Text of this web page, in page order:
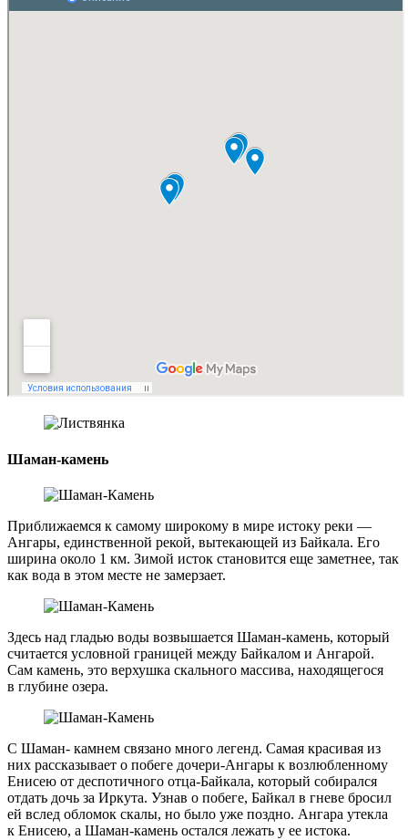
Шаман-камень
Приближаемся к самому широкому в мире истоку реки —
Ангары, единственной рекой, вытекающей из Байкала. Его
ширина около 1 км. Зимой исток становится еще заметнее, так
как вода в этом месте не замерзает.
Здесь над гладью воды возвышается Шаман-камень, который
считается условной границей между Байкалом и Ангарой.
Сам камень, это верхушка скального массива, находящегося
в глубине озера.
С Шаман- камнем связано много легенд. Самая красивая из
них рассказывает о побеге дочери-Ангары к возлюбленному
Енисею от деспотичного отца-Байкала, который собирался
отдать дочь за Иркута. Узнав о побеге, Байкал в гневе бросил
ей вслед обломок скалы, но было уже поздно. Ангара утекла
к Енисею, а Шаман-камень остался лежать у ее истока.